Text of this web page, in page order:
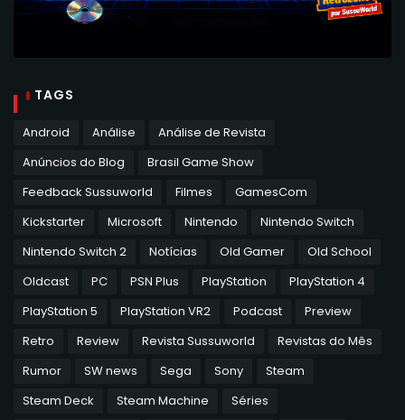
TAGS
Android Análise
Análise de Revista
Anúncios do Blog
Brasil Game Show
Feedback Sussuworld
Filmes
GamesCom
Kickstarter
Microsoft Nintendo
Nintendo Switch
Nintendo Switch 2
Notícias Old Gamer
Old School
Oldcast
PC PSN Plus PlayStation
PlayStation 4
PlayStation 5
PlayStation VR2 Podcast
Preview
Retro
Review Revista Sussuworld
Revistas do Mês
Rumor
SW news Sega Sony
Steam
Steam Deck
Steam Machine
Séries